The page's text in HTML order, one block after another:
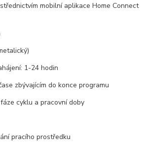
mobilní aplikace Home Connect
1-24 hodin
zbývajícím do konce programu
cyklu a pracovní doby
pracího prostředku